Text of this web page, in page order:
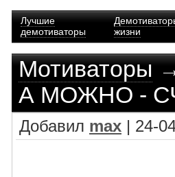
Лучшие
демотиваторы
жизни
Мотиваторы→
А МОЖНО -
Добавил max | 24-